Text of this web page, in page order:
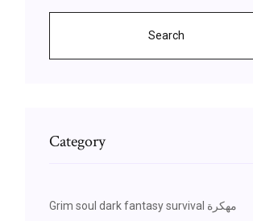
Search
Category
Grim soul dark fantasy survival مهكرة